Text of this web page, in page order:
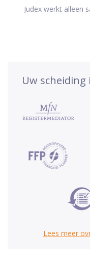
Judex werkt alleen
Uw
Lees meer